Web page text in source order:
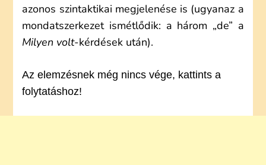
azonos szintaktikai megjelenése is (ugyanaz a
mondatszerkezet ismétlődik: a három „de” a
Milyen volt-kérdések után).
Az elemzésnek még nincs vége, kattints a
folytatáshoz!